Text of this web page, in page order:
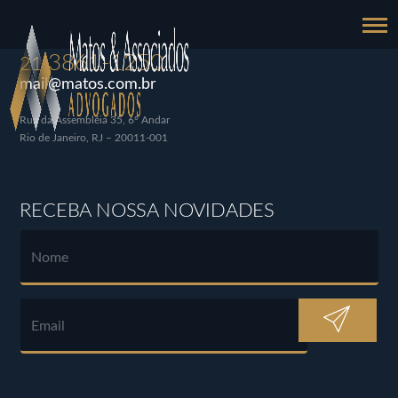
213861-1250
mail@matos.com.br
Rua da Assembléia 35, 6º Andar
Rio de Janeiro, RJ – 20011-001
RECEBA NOSSA NOVIDADES